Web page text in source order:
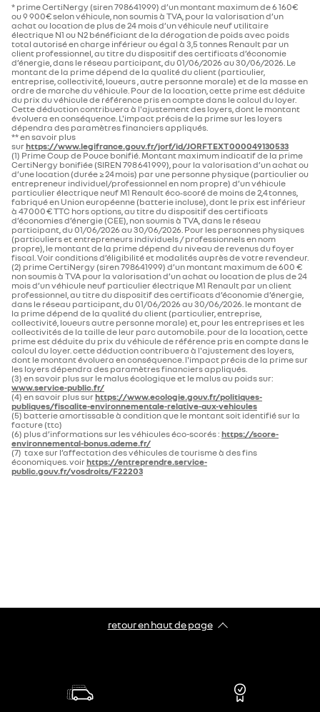
* prime CertiNergy (siren 798641999) d’un montant maximum de 6 160€
ou 9 900€ selon véhicule, non soumis à TVA, pour la valorisation d’un
achat ou location de plus de 24 mois d’un véhicule neuf utilitaire
électrique N1 ou N2 bénéficiant de la dérogation de poids avec poids
total autorisé en charge inférieur ou égal à 3,5 tonnes Renault par un
client professionnel, au titre du dispositif des certificats d’économie
d’énergie, dans le réseau participant, du 01/06/2026 au 30/06/2026. Le
montant de la prime dépend de la qualité du client (particulier,
entreprise, collectivité, loueurs , autre personne morale) et de la masse en
ordre de marche du véhicule. Pour de la location, cette prime est déduite
du prix du véhicule de référence pris en compte dans le calcul du loyer.
Cette déduction contribuera à l'ajustement des loyers, dont le montant
évoluera en conséquence. L'impact précis de la prime sur les loyers
dépendra des paramètres financiers appliqués.
*​​* en savoir plus
surhttps://www.legifrance.gouv.fr/jorf/id/JORFTEXT000049130533
(1) Prime Coup de Pouce bonifié. Montant maximum indicatif de la prime
CertiNergy bonifiée (SIREN 798 641 999), pour la valorisation d’un achat ou
d’une location (durée ≥ 24 mois) par une personne physique (particulier ou
entrepreneur individuel/professionnel en nom propre) d’un véhicule
particulier électrique neuf M1 Renault éco‑scoré de moins de 2,4 tonnes,
fabriqué en Union européenne (batterie incluse), dont le prix est inférieur
à 47 000 € TTC hors options, au titre du dispositif des certificats
d’économies d’énergie (CEE), non soumis à TVA, dans le réseau
participant, du 01/06/2026 au 30/06/2026. Pour les personnes physiques
(particuliers et entrepreneurs individuels / professionnels en nom
propre), le montant de la prime dépend du niveau de revenus du foyer
fiscal. Voir conditions d’éligibilité et modalités auprès de votre revendeur.
(2) prime CertiNergy (siren 798641999) d’un montant maximum de 600 €
non soumis à TVA pour la valorisation d’un achat ou location de plus de 24
mois d’un véhicule neuf particulier électrique M1 Renault par un client
professionnel, au titre du dispositif des certificats d’économie d’énergie,
dans le réseau participant, du 01/06/2026 au 30/06/2026. le montant de
la prime dépend de la qualité du client (particulier, entreprise,
collectivité, loueurs autre personne morale) et, pour les entreprises et les
collectivités de la taille de leur parc automobile. pour de la location, cette
prime est déduite du prix du véhicule de référence pris en compte dans le
calcul du loyer. cette déduction contribuera à l'ajustement des loyers,
dont le montant évoluera en conséquence. l'impact précis de la prime sur
les loyers dépendra des paramètres financiers appliqués.​
(3) en savoir plus sur le malus écologique et le malus au poids sur:
www.service-public.fr/
(4) en savoir plus surhttps://www.ecologie.gouv.fr/politiques-
publiques/fiscalite-environnementale-relative-aux-vehicules
(5) batterie amortissable à condition que le montant soit identifié sur la
facture (ttc)
(6) plus d’informations sur les véhicules éco-scorés : https://score-
environnemental-bonus.ademe.fr/
(7) taxe sur l’affectation des véhicules de tourisme à des fins
économiques. voirhttps://entreprendre.service-
public.gouv.fr/vosdroits/F22203
retour en haut de page​